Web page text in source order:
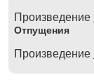
Произведение
Отпущения
Произведение